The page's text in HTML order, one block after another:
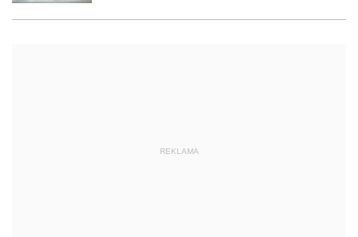
REKLAMA